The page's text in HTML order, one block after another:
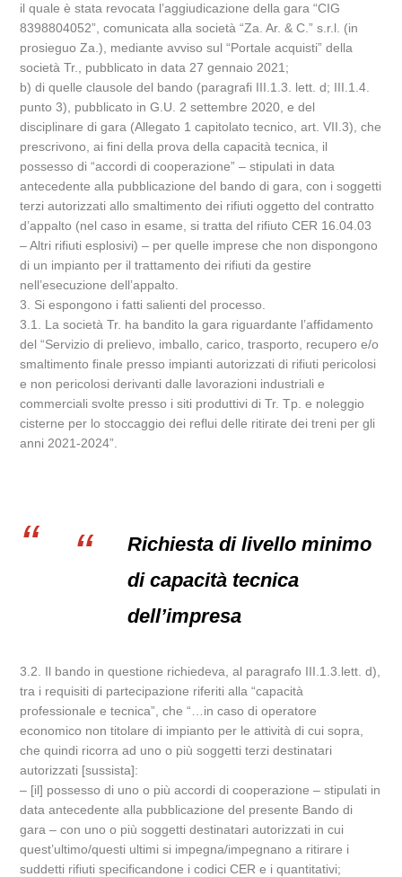
il quale è stata revocata l’aggiudicazione della gara “CIG
8398804052”, comunicata alla società “Za. Ar. & C.” s.r.l. (in
prosieguo Za.), mediante avviso sul “Portale acquisti” della
società Tr., pubblicato in data 27 gennaio 2021;
b) di quelle clausole del bando (paragrafi III.1.3. lett. d; III.1.4.
punto 3), pubblicato in G.U. 2 settembre 2020, e del
disciplinare di gara (Allegato 1 capitolato tecnico, art. VII.3), che
prescrivono, ai fini della prova della capacità tecnica, il
possesso di “accordi di cooperazione” – stipulati in data
antecedente alla pubblicazione del bando di gara, con i soggetti
terzi autorizzati allo smaltimento dei rifiuti oggetto del contratto
d’appalto (nel caso in esame, si tratta del rifiuto CER 16.04.03
– Altri rifiuti esplosivi) – per quelle imprese che non dispongono
di un impianto per il trattamento dei rifiuti da gestire
nell’esecuzione dell’appalto.
3. Si espongono i fatti salienti del processo.
3.1. La società Tr. ha bandito la gara riguardante l’affidamento
del “Servizio di prelievo, imballo, carico, trasporto, recupero e/o
smaltimento finale presso impianti autorizzati di rifiuti pericolosi
e non pericolosi derivanti dalle lavorazioni industriali e
commerciali svolte presso i siti produttivi di Tr. Tp. e noleggio
cisterne per lo stoccaggio dei reflui delle ritirate dei treni per gli
anni 2021-2024”.
Richiesta di livello minimo
di capacità tecnica
dell’impresa
3.2. Il bando in questione richiedeva, al paragrafo III.1.3.lett. d),
tra i requisiti di partecipazione riferiti alla “capacità
professionale e tecnica”, che “…in caso di operatore
economico non titolare di impianto per le attività di cui sopra,
che quindi ricorra ad uno o più soggetti terzi destinatari
autorizzati [sussista]:
– [il] possesso di uno o più accordi di cooperazione – stipulati in
data antecedente alla pubblicazione del presente Bando di
gara – con uno o più soggetti destinatari autorizzati in cui
quest’ultimo/questi ultimi si impegna/impegnano a ritirare i
suddetti rifiuti specificandone i codici CER e i quantitativi;